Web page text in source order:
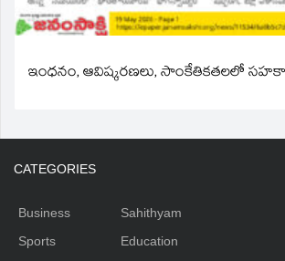
ఇంధనం, ఆవిష్కరణలు, సాంకేతికతలలో
CATEGORIES
Business
Sports
Sahithyam
Education